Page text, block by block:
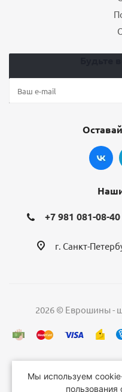
+7 981 081-08-40
г. Санкт-
2026 © Еврошины -
Мы используем
пользования